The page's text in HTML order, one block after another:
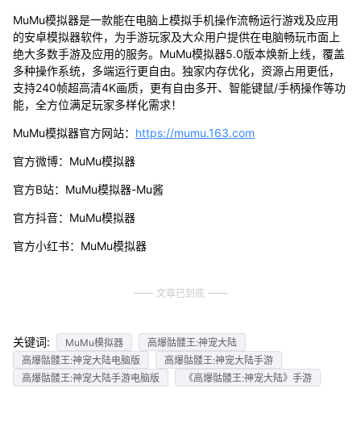
MuMu模拟器是一款能在电脑上模拟手机操作流畅运行游戏及应用
的安卓模拟器软件，为手游玩家及大众用户提供在电脑畅玩市面上
绝大多数手游及应用的服务。MuMu模拟器5.0版本焕新上线，覆盖
多种操作系统，多端运行更自由。独家内存优化，资源占用更低，
支持240帧超高清4K画质，更有自由多开、智能键鼠/手柄操作等功
能，全方位满足玩家多样化需求！
MuMu模拟器官方网站： https://mumu.163.com
官方微博：MuMu模拟器
官方B站：MuMu模拟器-Mu酱
官方抖音：MuMu模拟器
官方小红书：MuMu模拟器
文章已到底
关键词: MuMu模拟器
高爆骷髅王:神宠大陆
高爆骷髅王:神宠大陆电脑版
高爆骷髅王:神宠大陆手游
高爆骷髅王:神宠大陆手游电脑版
《高爆骷髅王:神宠大陆》手游